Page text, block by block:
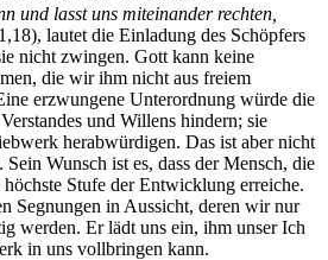
und lasst uns miteinander rechten,
lautet die Einladung des Schöpfers
nicht zwingen. Gott kann keine
die wir ihm nicht aus freiem
erzwungene Unterordnung würde die
und Willens hindern; sie
herabwürdigen. Das ist aber nicht
Wunsch ist es, dass der Mensch, die
Stufe der Entwicklung erreiche.
Segnungen in Aussicht, deren wir nur
werden. Er lädt uns ein, ihm unser Ich
in uns vollbringen kann.